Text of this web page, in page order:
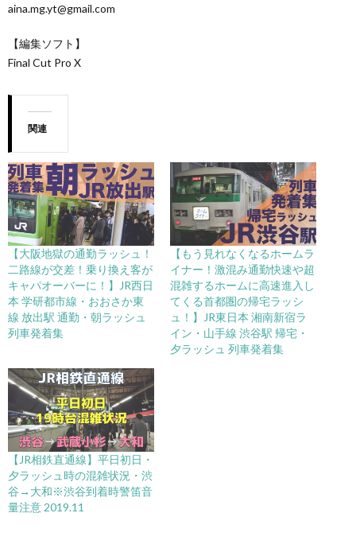
aina.mg.yt@gmail.com
【編集ソフト】
Final Cut Pro X
関連
【大阪地獄の通勤ラッシュ！
二路線が交差！乗り換え客が
キャパオーバーに！】JR西日
本 学研都市線・おおさか東
線 放出駅 通勤・朝ラッシュ
列車発着集
【もう見れなくなるホームラ
イナー！激混み通勤快速や超
混雑するホームに高速進入し
てくる首都圏の帰宅ラッシ
ュ！】JR東日本 湘南新宿ラ
イン・山手線 渋谷駅 帰宅・
夕ラッシュ 列車発着集
【JR相鉄直通線】平日初日・
夕ラッシュ時の混雑状況・渋
谷→大和※渋谷到着時警笛音
量注意 2019.11